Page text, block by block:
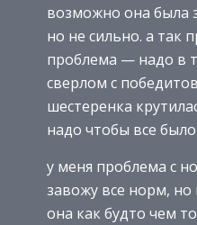
возможно она была
но не сильно. а так
проблема — надо в
сверлом с
шестеренка
надо чтобы все
у меня проблема с
завожу все норм, но
она как будто чем